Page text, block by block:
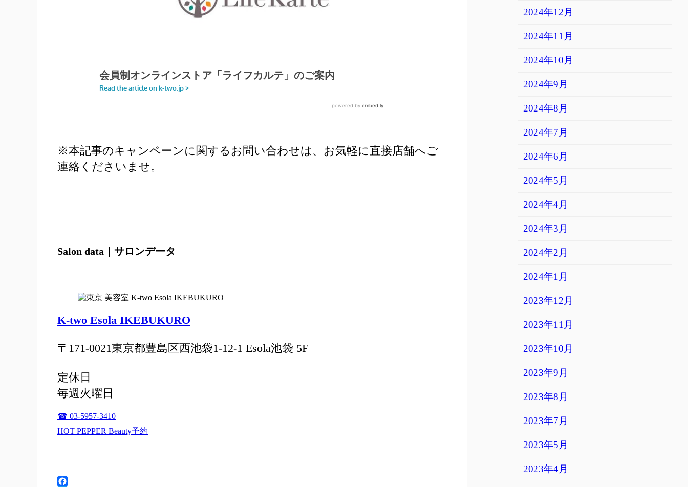
※本記事のキャンペーンに関するお問い合わせは、お気軽に直接店舗へご
連絡くださいませ。
Salon data｜サロンデータ
K-two Esola IKEBUKURO
〒171-0021東京都豊島区西池袋1-12-1 Esola池袋 5F
定休日
毎週火曜日
☎ 03-5957-3410
HOT PEPPER Beauty予約
2024年12月
2024年11月
2024年10月
2024年9月
2024年8月
2024年7月
2024年6月
2024年5月
2024年4月
2024年3月
2024年2月
2024年1月
2023年12月
2023年11月
2023年10月
2023年9月
2023年8月
2023年7月
2023年5月
2023年4月